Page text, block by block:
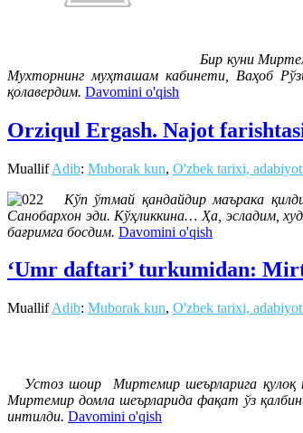
Бир куни
Мухторнинг муҳташам кабинети, Ваҳоб
қолавердим. Davomini o'qish
Orziqul Ergash. Najot
MuallifAdib: Muborak kun, O'zbek tarixi,
Кўп ўтмай қандайдир маърака
Санобархон эди. Кўҳликкина… Ҳа, эсладим,
бағримга босдим. Davomini o'qish
‘Umr daftari’ turkumidan:
MuallifAdib: Muborak kun, O'zbek tarixi,
Устоз шоир Миртемир шеърларига қулоқ
Миртемир домла шеърларида фақат ўз
интилди. Davomini o'qish